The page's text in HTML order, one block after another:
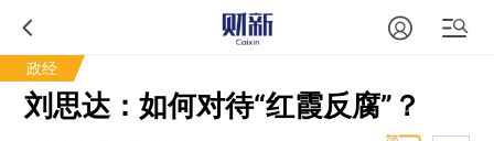
政经
刘思达：如何对待“红霞反腐”？